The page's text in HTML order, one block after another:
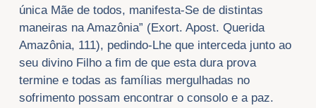
única Mãe de todos, manifesta-Se de distintas
maneiras na Amazônia” (Exort. Apost. Querida
Amazônia, 111), pedindo-Lhe que interceda junto ao
seu divino Filho a fim de que esta dura prova
termine e todas as famílias mergulhadas no
sofrimento possam encontrar o consolo e a paz.